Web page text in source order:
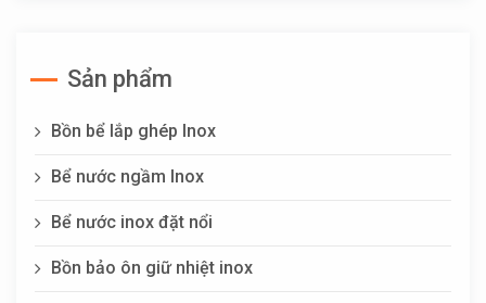
Sản phẩm
Bồn bể lắp ghép Inox
Bể nước ngầm Inox
Bể nước inox đặt nổi
Bồn bảo ôn giữ nhiệt inox